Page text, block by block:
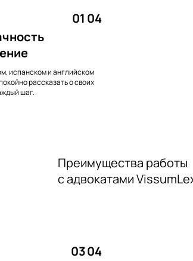
Преимущества работы
с адвокатами
04
03
испанском и английском
рассказать о своих
шаг.
04
01